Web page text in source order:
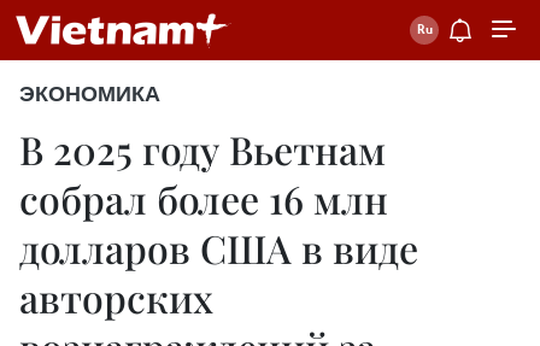
ЭКОНОМИКА
В 2025 году Вьетнам
собрал более 16 млн
долларов США в виде
авторских